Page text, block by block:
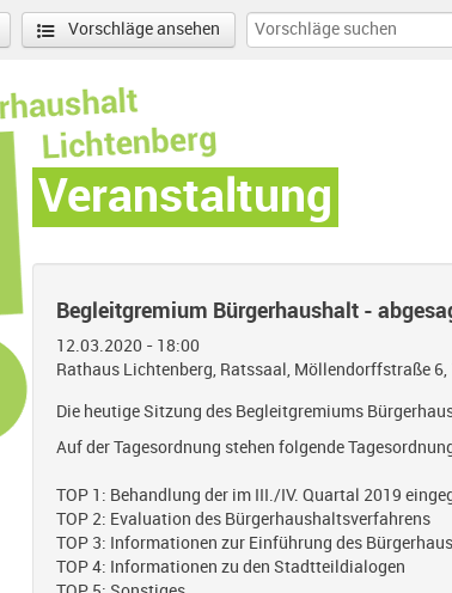
Vorschläge ansehen
Veranstaltung
Begleitgremium Bürgerhaushalt -
12.03.2020 - 18:00
Rathaus Lichtenberg, Ratssaal, Möllendorffstraße 6,
Die heutige Sitzung des Begleitgremiums
Auf der Tagesordnung stehen folgende
TOP 1: Behandlung der im III./IV. Quartal 2019
TOP 2: Evaluation des Bürgerhaushaltsverfahrens
TOP 3: Informationen zur Einführung des
TOP 4: Informationen zu den Stadtteildialogen